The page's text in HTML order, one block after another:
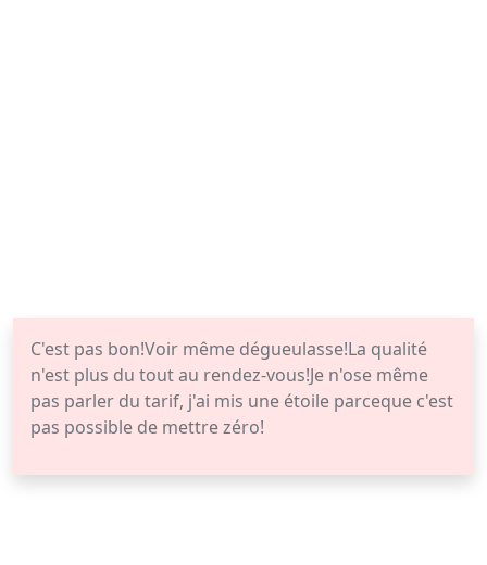
C'est pas bon!Voir même dégueulasse!La qualité
n'est plus du tout au rendez-vous!Je n'ose même
pas parler du tarif, j'ai mis une étoile parceque c'est
pas possible de mettre zéro!